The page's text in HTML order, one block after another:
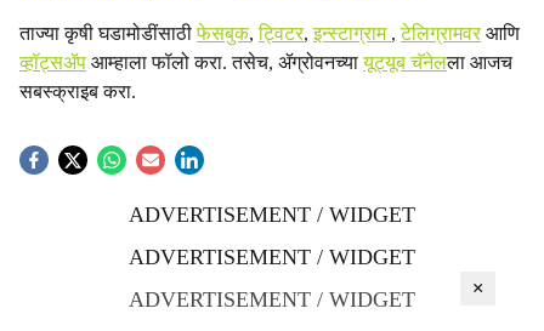
ताज्या कृषी घडामोडींसाठीफेसबुक,ट्विटर,इन्स्टाग्राम ,टेलिग्रामवरआणि
व्हॉट्सॲप आम्हाला फॉलो करा. तसेच, ॲग्रोवनच्यायूट्यूब चॅनेलला आजच
सबस्क्राइब करा.
ADVERTISEMENT / WIDGET
ADVERTISEMENT / WIDGET
ADVERTISEMENT / WIDGET
×